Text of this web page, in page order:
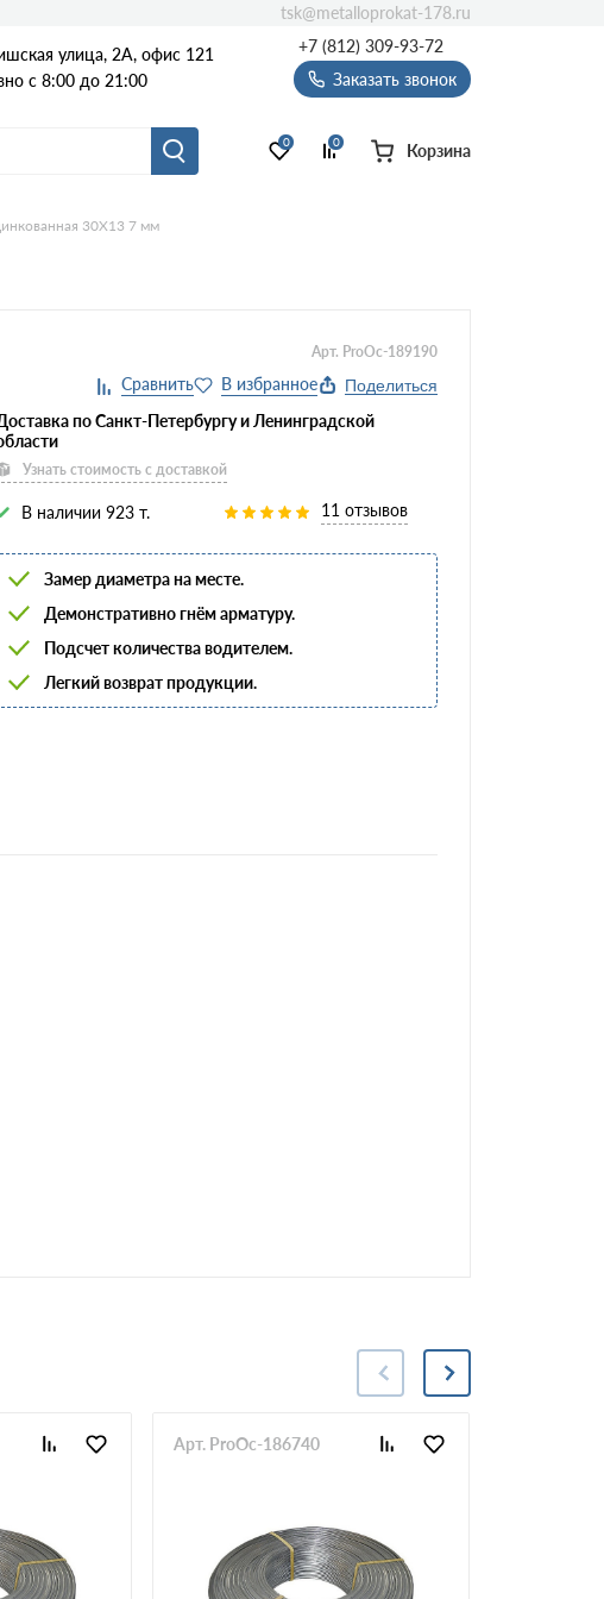
улица, 2А, офис 121
с 8:00 до 21:00
+7 (812) 309-93-72
Заказать звонок
0 0 Корзина
tsk@metalloprokat-178.ru
30Х13 7 мм
Арт. ProOc-189190
Поделиться
по Санкт-Петербургу и Ленинградской
Узнать стоимость с доставкой
В наличии 923 т. 11 отзывов
Замер диаметра на месте.
Демонстративно гнём арматуру.
Подсчет количества водителем.
Легкий возврат продукции.
Арт. ProOc-186740